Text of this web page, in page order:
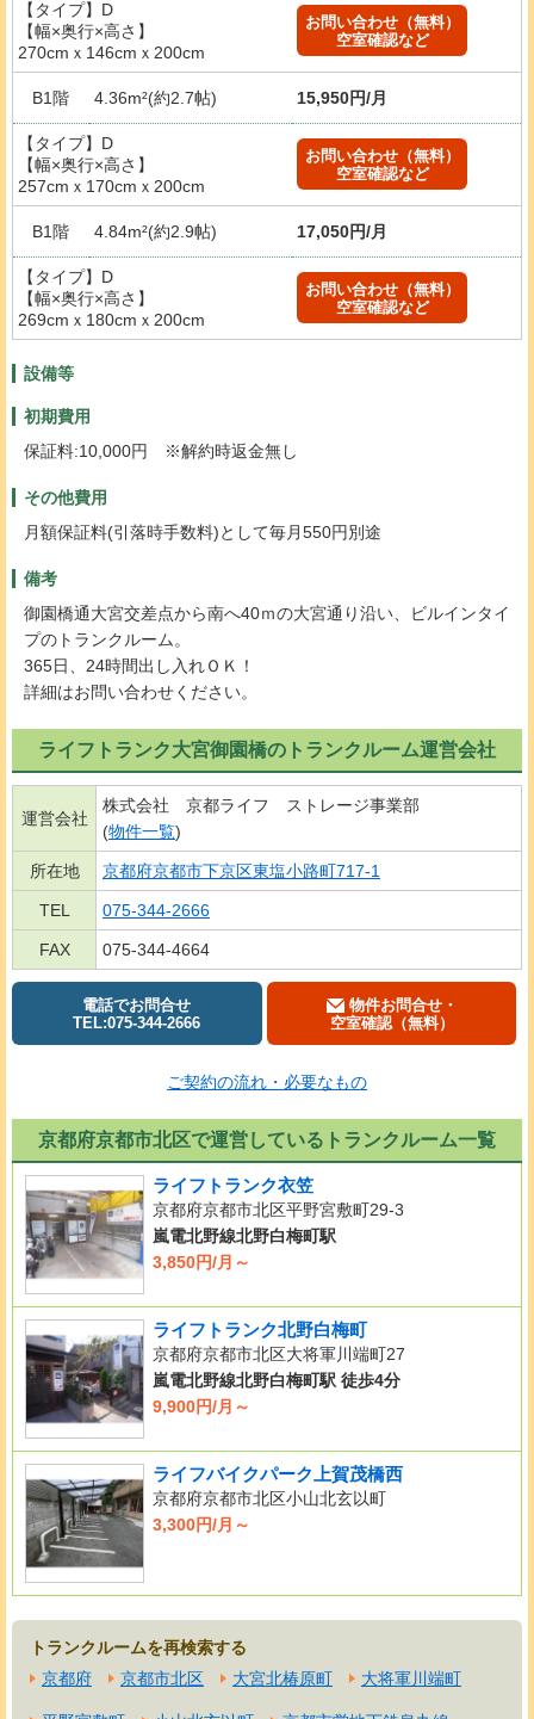
【タイプ】D
【幅×奥行×高さ】
270cmｘ146cmｘ200cm
お問い合わせ（無料）
空室確認など
B1階 4.36m²(約2.7帖) 15,950円/月
【タイプ】D
【幅×奥行×高さ】
257cmｘ170cmｘ200cm
お問い合わせ（無料）
空室確認など
B1階 4.84m²(約2.9帖) 17,050円/月
【タイプ】D
【幅×奥行×高さ】
269cmｘ180cmｘ200cm
お問い合わせ（無料）
空室確認など
設備等
初期費用
保証料:10,000円 ※解約時返金無し
その他費用
月額保証料(引落時手数料)として毎月550円別途
備考
御園橋通大宮交差点から南へ40ｍの大宮通り沿い、ビルインタイ
プのトランクルーム。
365日、24時間出し入れＯＫ！
詳細はお問い合わせください。
ライフトランク大宮御園橋のトランクルーム運営会社
運営会社
株式会社 京都ライフ ストレージ事業部
(物件一覧)
所在地 京都府京都市下京区東塩小路町717-1
TEL 075-344-2666
FAX 075-344-4664
電話でお問合せ
TEL:075-344-2666
物件お問合せ・
空室確認（無料）
ご契約の流れ・必要なもの
京都府京都市北区で運営しているトランクルーム一覧
ライフトランク衣笠
京都府京都市北区平野宮敷町29-3
嵐電北野線北野白梅町駅
3,850円/月～
ライフトランク北野白梅町
京都府京都市北区大将軍川端町27
嵐電北野線北野白梅町駅 徒歩4分
9,900円/月～
ライフバイクパーク上賀茂橋西
京都府京都市北区小山北玄以町
3,300円/月～
トランクルームを再検索する
京都府
京都市北区 大宮北椿原町 大将軍川端町